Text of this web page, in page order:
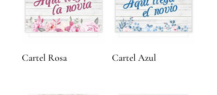
Cartel Rosa Cartel Azul